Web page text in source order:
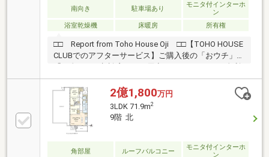
南向き 駐車場あり
モニタ付インターホ
ン
浴室乾燥機
床暖房 所有権
□□ Report from Toho House Oji □□【TOHO HOUSE
CLUBでのアフターサービス】ご購入後の「おウチ」と
上昇時のリスクヘッジ、借換え相談、繰上返済のタイ
ミング、各種保険の見直し・・・etc・おウチの設備保
証や定期点検、駆け付けサービス・・・etc購入前のタ
イミングは勿論、購入後のご不安につきましてもご相
談可能です！まずはお気軽に現地をご覧下さいませ。
物件の詳細について、ご見学希望のお客様は下記番号
までお気軽にご連絡下さい。お問い合わせ専用フリー
2億1,800万円
3LDK 71.9m2
9階 北
角部屋 ルーフバルコニー
モニタ付インターホ
ン